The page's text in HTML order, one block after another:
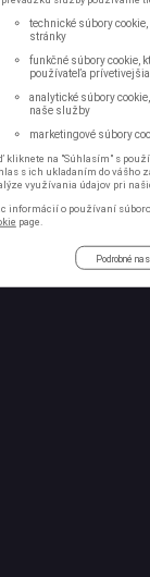
technické súbory
stránky
funkčné súbory cookie,
používateľa prívetivejšia
analytické súbory
naše služby
marketingové súbory
kliknete na "Súhlasím" s
s ich ukladaním do vášho
využívania údajov pri
informácií o používaní
page.
Podrobné